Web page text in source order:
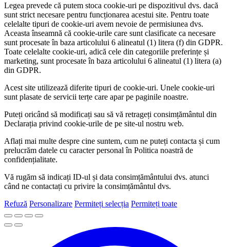
Legea prevede că putem stoca cookie-uri pe dispozitivul dvs. dacă
sunt strict necesare pentru funcționarea acestui site. Pentru toate
celelalte tipuri de cookie-uri avem nevoie de permisiunea dvs.
Aceasta înseamnă că cookie-urile care sunt clasificate ca necesare
sunt procesate în baza articolului 6 alineatul (1) litera (f) din GDPR.
Toate celelalte cookie-uri, adică cele din categoriile preferințe și
marketing, sunt procesate în baza articolului 6 alineatul (1) litera (a)
din GDPR.
Acest site utilizează diferite tipuri de cookie-uri. Unele cookie-uri
sunt plasate de servicii terțe care apar pe paginile noastre.
Puteți oricând să modificați sau să vă retrageți consimțământul din
Declarația privind cookie-urile de pe site-ul nostru web.
Aflați mai multe despre cine suntem, cum ne puteți contacta și cum
prelucrăm datele cu caracter personal în Politica noastră de
confidențialitate.
Vă rugăm să indicați ID-ul și data consimțământului dvs. atunci
când ne contactați cu privire la consimțământul dvs.
Refuză Personalizare Permiteți selecția Permiteți toate